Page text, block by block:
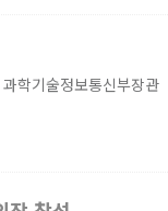
학기술정보통신부장관